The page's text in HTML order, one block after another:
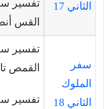
الثاني 17
القس
سفر
الملوك
الثاني 18
القمص